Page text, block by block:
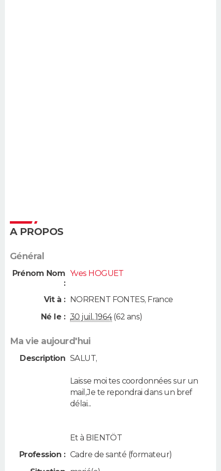
A PROPOS
Général
Prénom Nom
:
Yves HOGUET
Vit à : NORRENT FONTES, France
Né le : 30 juil. 1964(62 ans)
Ma vie aujourd'hui
Description SALUT,
Laisse moi tes coordonnées sur un
mail,Je te repondrai dans un bref
délai...
Et à BIENTÖT
Profession : Cadre de santé (formateur)